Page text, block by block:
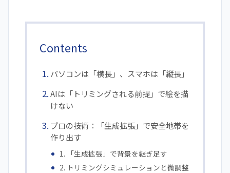
Contents
パソコンは「横長」、スマホは「縦長」
AIは「トリミングされる前提」で絵を描
けない
プロの技術：「生成拡張」で安全地帯を
作り出す
1. 「生成拡張」で背景を継ぎ足す
2. トリミングシミュレーションと微調整